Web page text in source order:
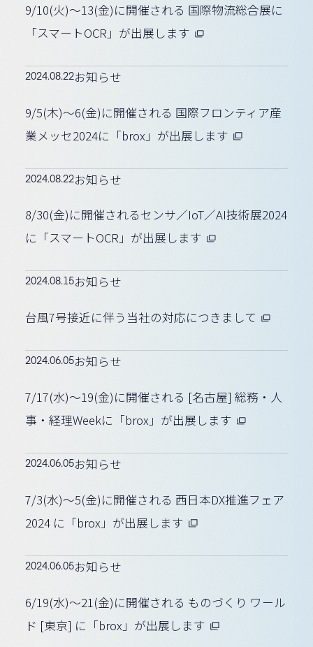
9/10(火)〜13(金)に開催される 国際物流総合展に
「スマートOCR」が出展します
2024.08.22お知らせ
9/5(木)〜6(金)に開催される 国際フロンティア産
業メッセ2024に「brox」が出展します
2024.08.22お知らせ
8/30(金)に開催されるセンサ／IoT／AI技術展2024
に「スマートOCR」が出展します
2024.08.15お知らせ
台風7号接近に伴う当社の対応につきまして
2024.06.05お知らせ
7/17(水)〜19(金)に開催される [名古屋] 総務・人
事・経理Weekに「brox」が出展します
2024.06.05お知らせ
7/3(水)〜5(金)に開催される 西日本DX推進フェア
2024 に「brox」が出展します
2024.06.05お知らせ
6/19(水)〜21(金)に開催される ものづくり ワール
ド [東京] に「brox」が出展します